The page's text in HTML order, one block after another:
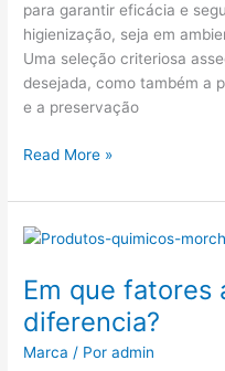
para garantir eficácia e
higienização, seja em
Uma seleção criteriosa
desejada, como também a
e a preservação
Read More »
Em que fatores
diferencia?
Marca / Por admin
Em
fatores
Morchem
se